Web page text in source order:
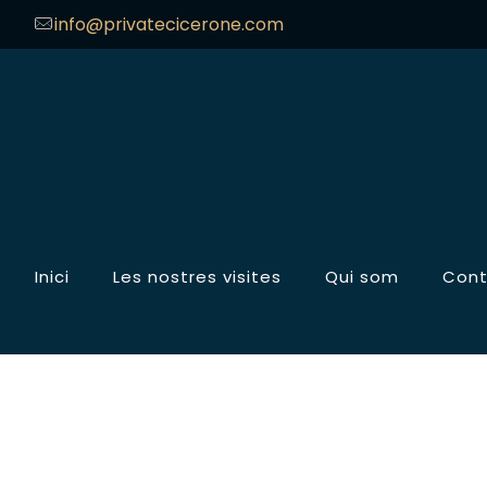
info@privatecicerone.com
Inici Les nostres visites Qui som